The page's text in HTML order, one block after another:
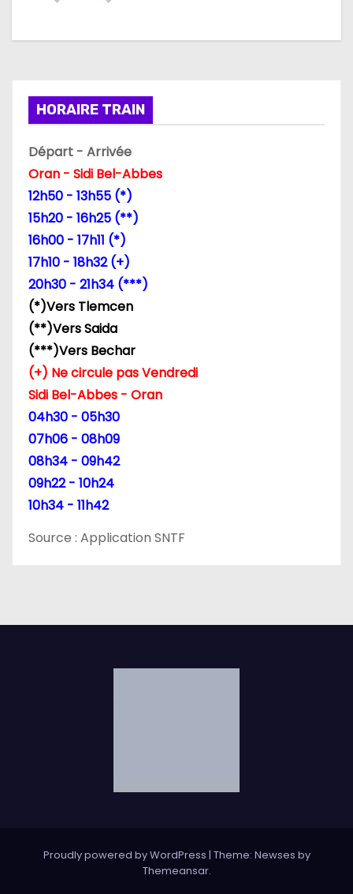
o
n
d
e
a
r
t
c
e
HORAIRE TRAIN
Départ - Arrivée
Oran - Sidi Bel-Abbes
12h50 - 13h55 (*)
15h20 - 16h25 (**)
16h00 - 17h11 (*)
17h10 - 18h32 (+)
20h30 - 21h34 (***)
(*)Vers Tlemcen
(**)Vers Saida
(***)Vers Bechar
(+) Ne circule pas Vendredi
Sidi Bel-Abbes - Oran
04h30 - 05h30
07h06 - 08h09
08h34 - 09h42
09h22 - 10h24
10h34 - 11h42
Source : Application SNTF
Proudly powered by WordPress | Theme: Newses by
Themeansar.